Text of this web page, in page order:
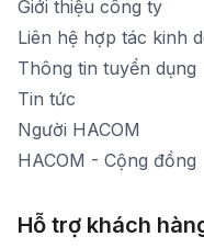
1900 1903 (máy lẻ 160)
[email protected]
Thời gian mở cửa: Từ 8h30-
Giới thiệu công ty
Liên hệ hợp tác kinh
Thông tin tuyển dụng
Tin tức
Người HACOM
HACOM - Cộng đồng
Hỗ trợ khách